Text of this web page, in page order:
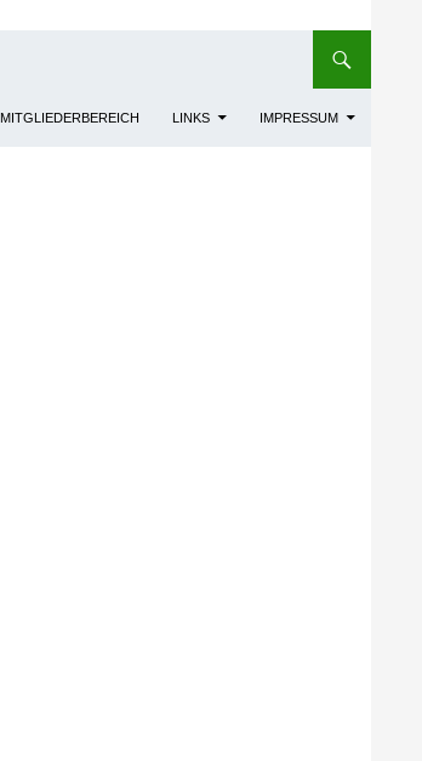
MITGLIEDERBEREICH LINKS IMPRESSUM